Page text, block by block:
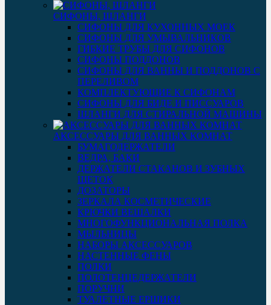
СИФОНЫ, ШЛАНГИ
СИФОНЫ ДЛЯ КУХОННЫХ МОЕК
СИФОНЫ ДЛЯ УМЫВАЛЬНИКОВ
ГИБКИЕ ТРУБЫ ДЛЯ СИФОНОВ
СИФОНЫ ПОДДОНОВ
СИФОНЫ ДЛЯ ВАННЫ И ПОДДОНОВ С
ПЕРЕЛИВОМ
КОМПЛЕКТУЮЩИЕ К СИФОНАМ
СИФОНЫ ДЛЯ БИДЕ И ПИССУАРОВ
ШЛАНГИ ДЛЯ СТИРАЛЬНОЙ МАШИНЫ
АКСЕССУАРЫ ДЛЯ ВАННЫХ КОМНАТ
БУМАГОДЕРЖАТЕЛИ
ВЕДРА, БАКИ
ДЕРЖАТЕЛИ СТАКАНОВ И ЗУБНЫХ
ЩЕТОК
ДОЗАТОРЫ
ЗЕРКАЛА КОСМЕТИЧЕСКИЕ
КРЮЧКИ ВЕШАЛКИ
МНОГОФУНКЦИОНАЛЬНАЯ ПОЛКА
МЫЛЬНИЦЫ
НАБОРЫ АКСЕССУАРОВ
НАСТЕННЫЕ ФЕНЫ
ПОЛКИ
ПОЛОТЕНЦЕДЕРЖАТЕЛИ
ПОРУЧНИ
ТУАЛЕТНЫЕ ЕРШИКИ